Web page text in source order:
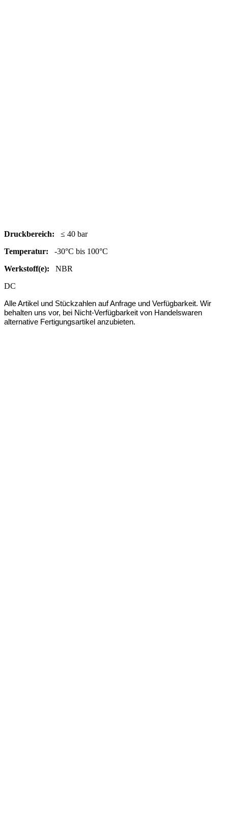
Druckbereich: ≤ 40 bar
Temperatur: -30°C bis 100°C
Werkstoff(e): NBR
DC
Alle Artikel und Stückzahlen auf Anfrage und Verfügbarkeit. Wir
behalten uns vor, bei Nicht-Verfügbarkeit von Handelswaren
alternative Fertigungsartikel anzubieten.